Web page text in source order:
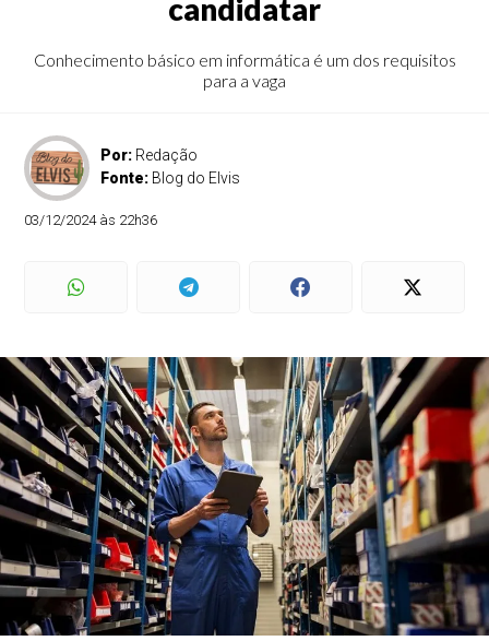
candidatar
Conhecimento básico em informática é um dos requisitos
para a vaga
Por: Redação
Fonte: Blog do Elvis
03/12/2024 às 22h36